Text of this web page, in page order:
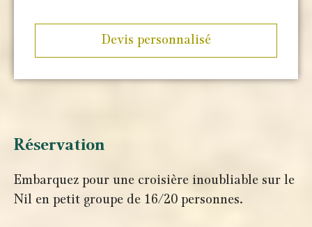
Devis personnalisé
Réservation
Embarquez pour une croisière inoubliable sur le
Nil en petit groupe de 16/20 personnes.